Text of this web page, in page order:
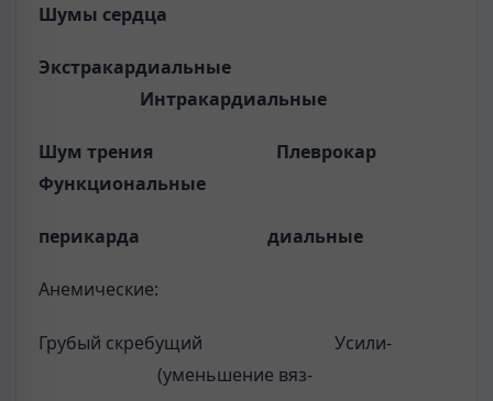
Шумы сердца
Экстракардиальные
Интракардиальные
Шум трения Плеврокар
Функциональные
перикарда диальные
Анемические:
Грубый скребущий Усили-
(уменьшение вяз-